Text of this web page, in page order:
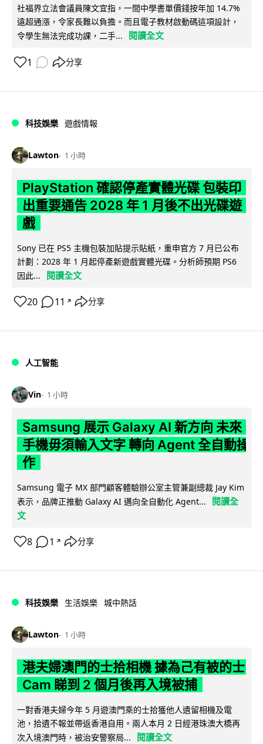
社福界立法會議員陳文宜指，一間中學書單價錢按年加 14.7%
遠超通漲，令家長難以負擔。而且電子教材啟動碼這項設計，
令學生無法完成功課，二手...
閱讀全文
1 分享
科技娛樂 遊戲情報
Lawton 1 小時
PlayStation 確認停產實體光碟 包裝印
出重要通告 2028 年 1 月後不出光碟遊
戲
Sony 已在 PS5 主機包裝加貼提示貼紙，重申官方 7 月已公布
計劃：2028 年 1 月起停產新遊戲實體光碟。分析師預期 PS6
因此...
閱讀全文
20 11 ↗ 分享
人工智能
Vin 1 小時
Samsung 展示 Galaxy AI 新方向 未來
手機毋須輸入文字 轉向 Agent 全自動操
作
Samsung 電子 MX 部門顧客體驗辦公室主管兼副總裁 Jay Kim
表示，品牌正推動 Galaxy AI 邁向全自動化 Agent...
閱讀全
文
8 1 ↗ 分享
科技娛樂 生活娛樂 城中熱話
Lawton 1 小時
港夫婦澳門的士拾相機 據為己有被的士
Cam 睇到 2 個月後再入境被捕
一對香港夫婦今年 5 月遊澳門乘的士拾獲他人遺留相機及電
池，拾遺不報並帶返香港自用。兩人本月 2 日經港珠澳大橋再
次入境澳門時，被治安警察局...
閱讀全文